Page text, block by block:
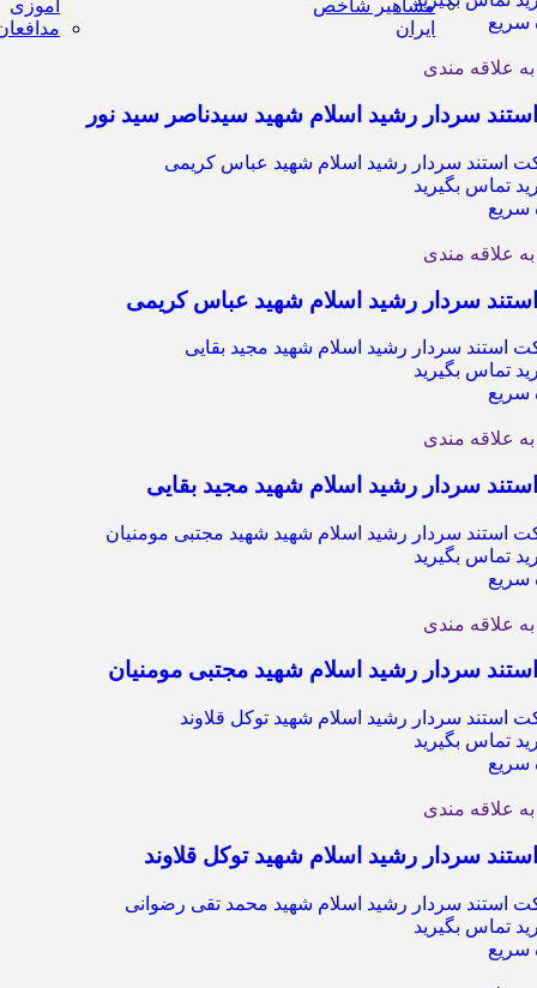
مشاهیر شاخص
ایران
آموزی
سریع
به علاقه مندی
سردار رشید اسلام شهید سیدناصر سید نور
تماس بگیرید
سریع
به علاقه مندی
سردار رشید اسلام شهید عباس کریمی
تماس بگیرید
سریع
به علاقه مندی
سردار رشید اسلام شهید مجید بقایی
تماس بگیرید
سریع
به علاقه مندی
سردار رشید اسلام شهید مجتبی مومنیان
تماس بگیرید
سریع
به علاقه مندی
سردار رشید اسلام شهید توکل قلاوند
تماس بگیرید
سریع